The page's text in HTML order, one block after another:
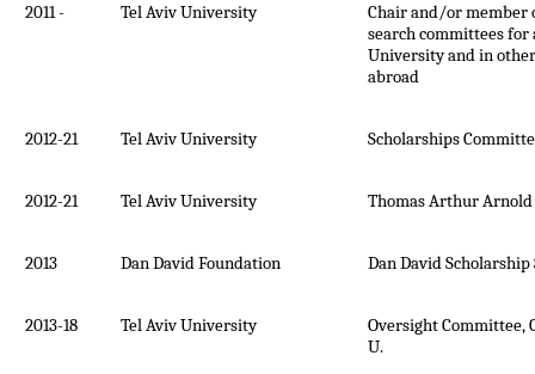
2011 - Tel Aviv University
Chair and/or member
search committees
University and in
abroad
2012-21 Tel Aviv University Scholarships
2012-21 Tel Aviv University Thomas Arthur
2013 Dan David Foundation Dan David
2013-18 Tel Aviv University
Oversight Committee,
U.